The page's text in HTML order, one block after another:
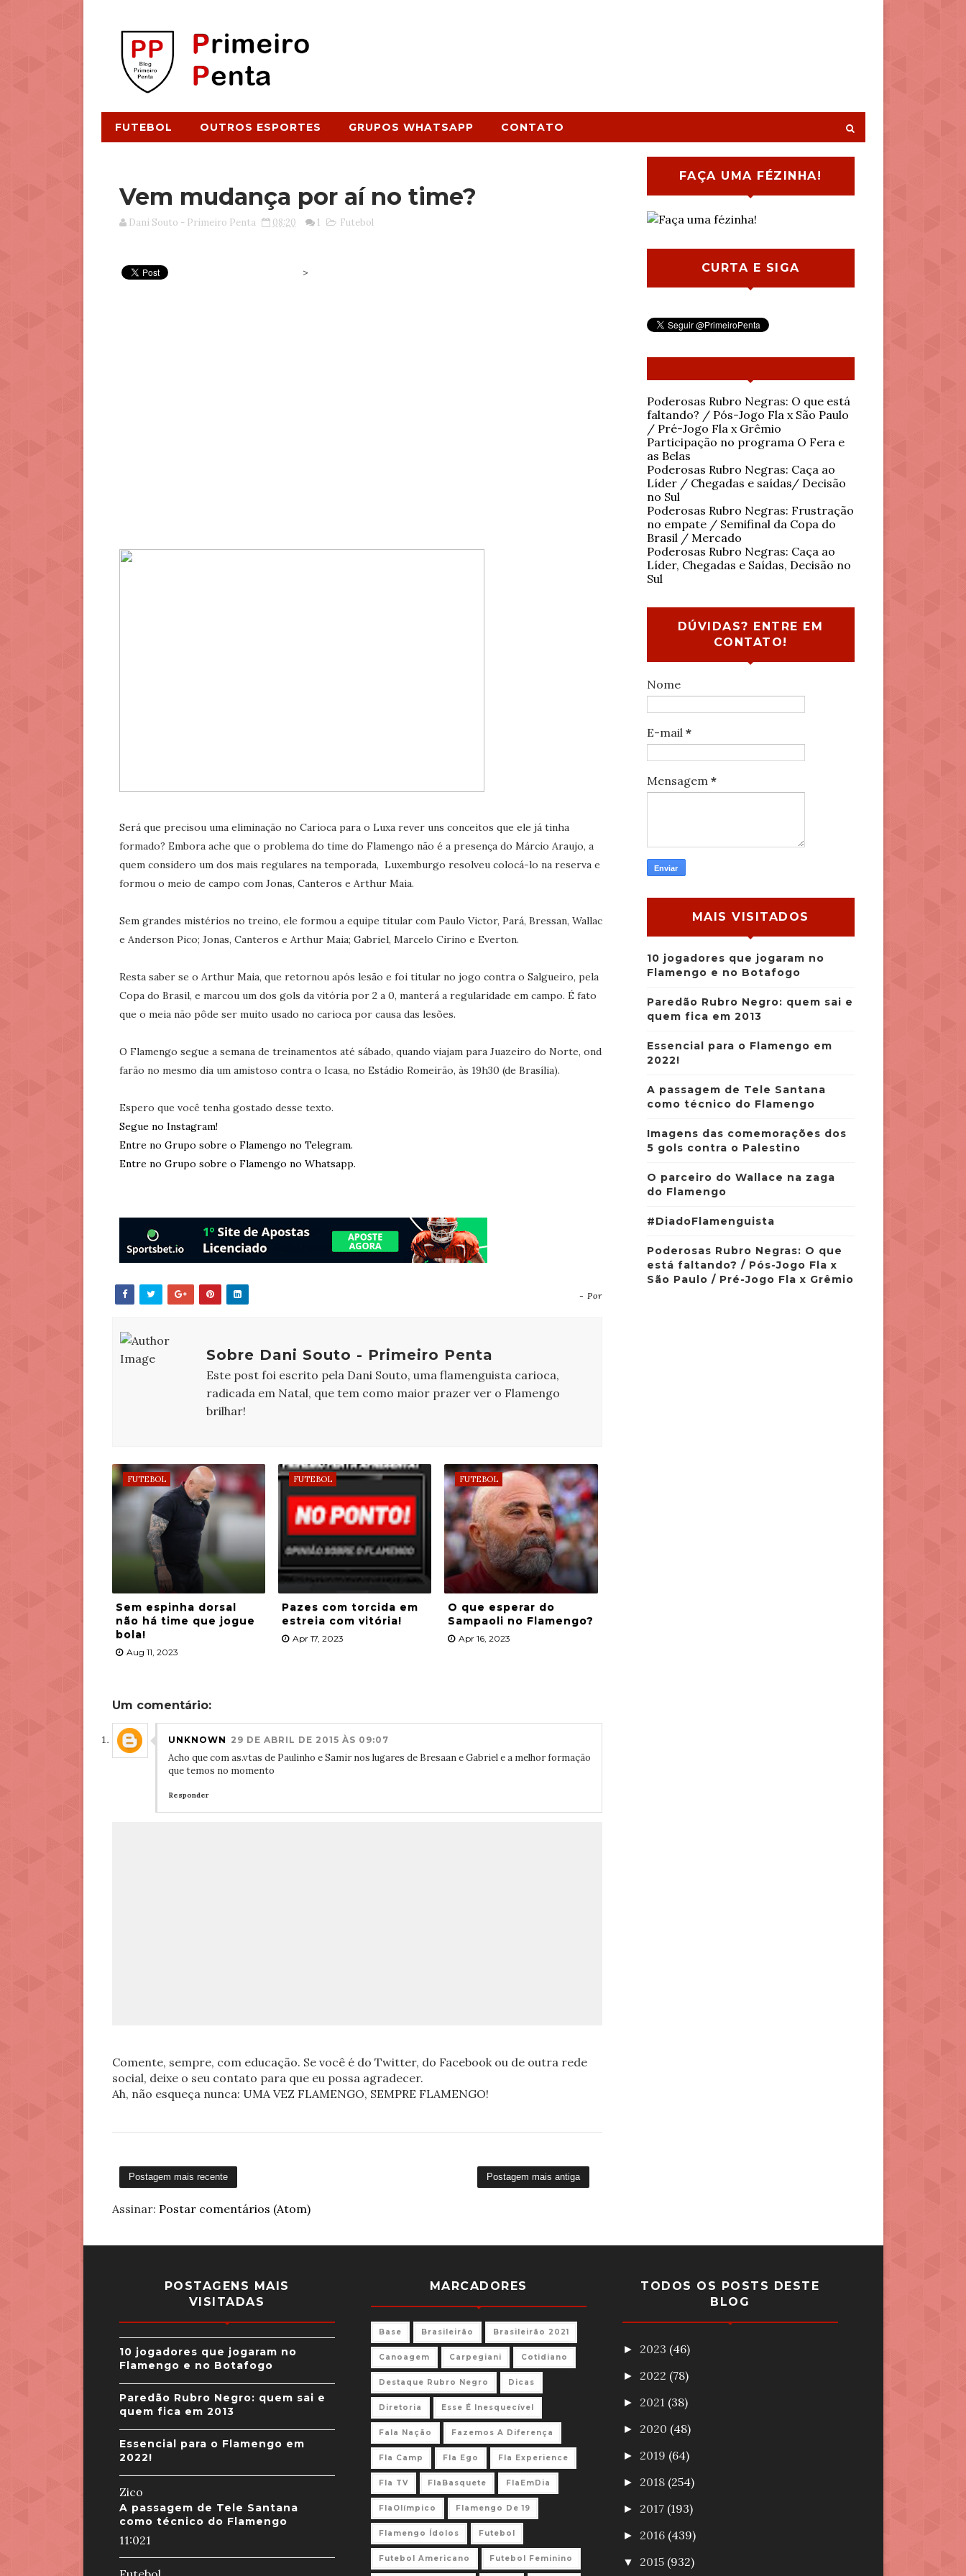
FUTEBOL OUTROS ESPORTES GRUPOS WHATSAPP CONTATO
Vem mudança por aí no time?
Dani Souto - Primeiro Penta 08:20 1 Futebol
>
Será que precisou uma eliminação no Carioca para o Luxa rever uns conceitos que ele já tinha
formado? Embora ache que o problema do time do Flamengo não é a presença do Márcio Araujo, a
quem considero um dos mais regulares na temporada, Luxemburgo resolveu colocá-lo na reserva e
formou o meio de campo com Jonas, Canteros e Arthur Maia.
Sem grandes mistérios no treino, ele formou a equipe titular com Paulo Victor, Pará, Bressan, Wallace
e Anderson Pico; Jonas, Canteros e Arthur Maia; Gabriel, Marcelo Cirino e Everton.
Resta saber se o Arthur Maia, que retornou após lesão e foi titular no jogo contra o Salgueiro, pela
Copa do Brasil, e marcou um dos gols da vitória por 2 a 0, manterá a regularidade em campo. É fato
que o meia não pôde ser muito usado no carioca por causa das lesões.
O Flamengo segue a semana de treinamentos até sábado, quando viajam para Juazeiro do Norte, onde
farão no mesmo dia um amistoso contra o Icasa, no Estádio Romeirão, às 19h30 (de Brasília).
Espero que você tenha gostado desse texto.
Segue no Instagram!
Entre no Grupo sobre o Flamengo no Telegram.
Entre no Grupo sobre o Flamengo no Whatsapp.
- Por
Sobre Dani Souto - Primeiro Penta
Este post foi escrito pela Dani Souto, uma flamenguista carioca,
radicada em Natal, que tem como maior prazer ver o Flamengo
brilhar!
FUTEBOL
Sem espinha dorsal
não há time que jogue
bola!
Aug 11, 2023
FUTEBOL
Pazes com torcida em
estreia com vitória!
Apr 17, 2023
FUTEBOL
O que esperar do
Sampaoli no Flamengo?
Apr 16, 2023
Um comentário:
UNKNOWN 29 DE ABRIL DE 2015 ÀS 09:07
Acho que com as.vtas de Paulinho e Samir nos lugares de Bresaan e Gabriel e a melhor formação
que temos no momento
Responder
Comente, sempre, com educação. Se você é do Twitter, do Facebook ou de outra rede
social, deixe o seu contato para que eu possa agradecer.
Ah, não esqueça nunca: UMA VEZ FLAMENGO, SEMPRE FLAMENGO!
Postagem mais recente Postagem mais antiga
Assinar: Postar comentários (Atom)
FAÇA UMA FÉZINHA!
CURTA E SIGA
Poderosas Rubro Negras: O que está
faltando? / Pós-Jogo Fla x São Paulo
/ Pré-Jogo Fla x Grêmio
Participação no programa O Fera e
as Belas
Poderosas Rubro Negras: Caça ao
Líder / Chegadas e saídas/ Decisão
no Sul
Poderosas Rubro Negras: Frustração
no empate / Semifinal da Copa do
Brasil / Mercado
Poderosas Rubro Negras: Caça ao
Líder, Chegadas e Saídas, Decisão no
Sul
DÚVIDAS? ENTRE EM
CONTATO!
Nome
E-mail *
Mensagem *
MAIS VISITADOS
10 jogadores que jogaram no
Flamengo e no Botafogo
Paredão Rubro Negro: quem sai e
quem fica em 2013
Essencial para o Flamengo em
2022!
A passagem de Tele Santana
como técnico do Flamengo
Imagens das comemorações dos
5 gols contra o Palestino
O parceiro do Wallace na zaga
do Flamengo
#DiadoFlamenguista
Poderosas Rubro Negras: O que
está faltando? / Pós-Jogo Fla x
São Paulo / Pré-Jogo Fla x Grêmio
POSTAGENS MAIS
VISITADAS
10 jogadores que jogaram no
Flamengo e no Botafogo
Paredão Rubro Negro: quem sai e
quem fica em 2013
Essencial para o Flamengo em
2022!
Zico
A passagem de Tele Santana
como técnico do Flamengo
11:021
MARCADORES
Base Brasileirão Brasileirão 2021
Canoagem Carpegiani Cotidiano
Destaque Rubro Negro Dicas
Diretoria Esse É Inesquecível
Fala Nação Fazemos A Diferença
Fla Camp Fla Ego Fla Experience
Fla TV FlaBasquete FlaEmDia
FlaOlímpico Flamengo De 19
Flamengo Ídolos Futebol
Futebol Americano Futebol Feminino
TODOS OS POSTS DESTE
BLOG
► 2023 (46)
► 2022 (78)
► 2021 (38)
► 2020 (48)
► 2019 (64)
► 2018 (254)
► 2017 (193)
► 2016 (439)
▼ 2015 (932)